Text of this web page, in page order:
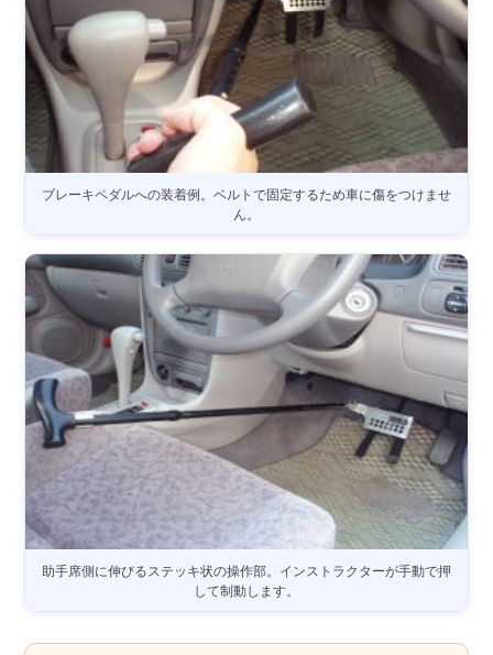
ブレーキペダルへの装着例。ベルトで固定するため車に傷をつけませ
ん。
助手席側に伸びるステッキ状の操作部。インストラクターが手動で押
して制動します。